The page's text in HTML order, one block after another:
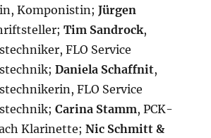
Komponistin;Jürgen
Tim Sandrock,
FLO Service
Daniela Schaffnit,
FLO Service
Carina Stamm, PCK-
Klarinette;Nic Schmitt &